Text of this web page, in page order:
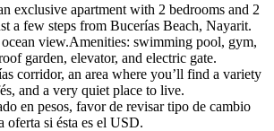
exclusive apartment with 2 bedrooms and 2
a few steps from Bucerías Beach, Nayarit.
view.Amenities: swimming pool, gym,
garden, elevator, and electric gate.
corridor, an area where you’ll find a variety
and a very quiet place to live.
en pesos, favor de revisar tipo de cambio
oferta si ésta es el USD.